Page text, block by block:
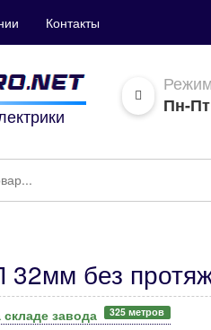
Контакты
Пн-
без
складе завода 325 метров